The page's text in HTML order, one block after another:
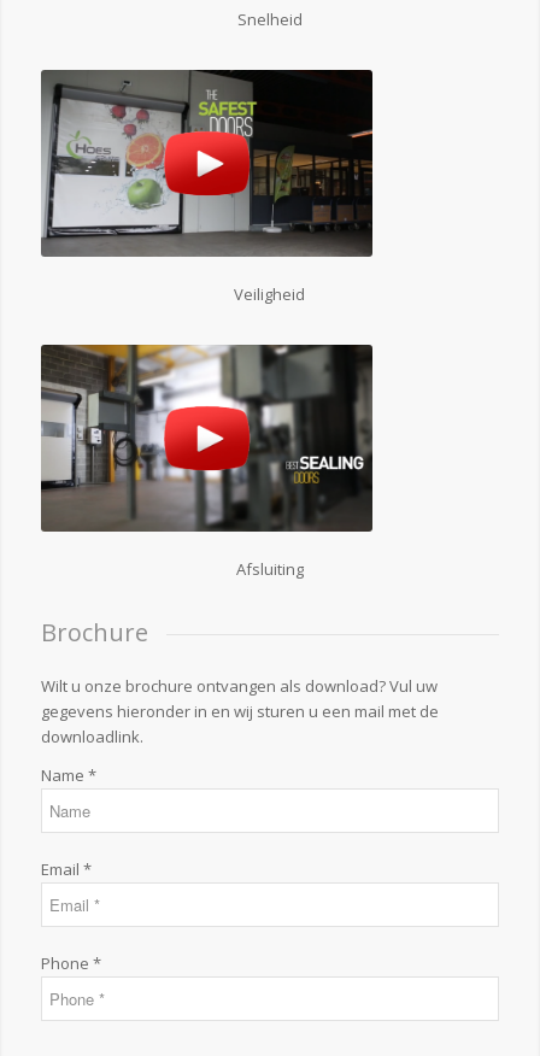
Snelheid
Veiligheid
Afsluiting
Brochure
Wilt u onze brochure ontvangen als download? Vul uw
gegevens hieronder in en wij sturen u een mail met de
downloadlink.
Name *
Email *
Phone *